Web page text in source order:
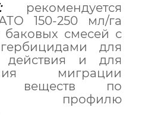
рекомендуется
150-250 мл/га
смесей с
для
действия и для
миграции
веществ по
профилю